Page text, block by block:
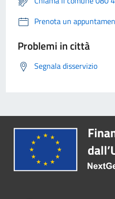
Prenota un
Problemi in città
Segnala disservizio